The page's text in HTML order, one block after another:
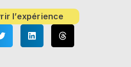
l’expérience